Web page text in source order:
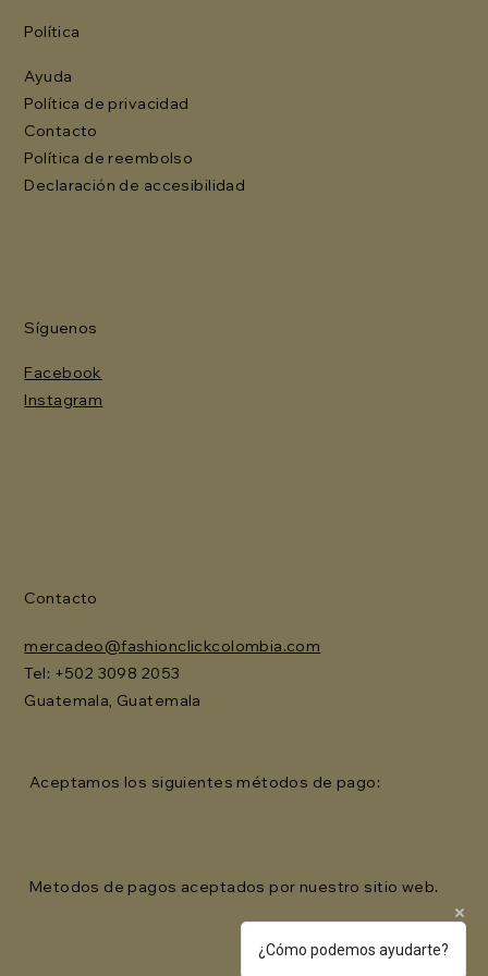
Política
Ayuda
Política de privacidad
Contacto
Política de reembolso
Declaración de accesibilidad
Síguenos
Facebook
Instagram
Contacto
mercadeo@fashionclickcolombia.com
Tel: ‪+502 3098 2053‬
Guatemala, Guatemala
Aceptamos los siguientes métodos de pago:
Metodos de pagos aceptados por nuestro sitio web.
¿Cómo podemos ayudarte?